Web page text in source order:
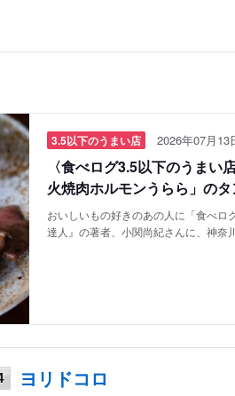
3.5以下のうまい店 2026年07月13
〈食べログ3.5以下のうま
火焼肉ホルモンうらら」の
おいしいもの好きのあの人に「食べ
達人』の著者、小関尚紀さんに、神奈
ヨリドコロ